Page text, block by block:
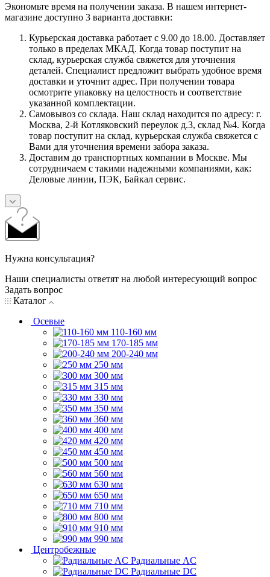
Экономьте время на получении заказа. В нашем интернет-
магазине доступно 3 варианта доставки:
Курьерская доставка работает с 9.00 до 18.00. Доставляет
только в пределах МКАД. Когда товар поступит на
склад, курьерская служба свяжется для уточнения
деталей. Специалист предложит выбрать удобное время
доставки и уточнит адрес. При получении товара
осмотрите упаковку на целостность и соответствие
указанной комплектации.
Самовывоз со склада. Наш склад находится по адресу: г.
Москва, 2-й Котляковский переулок д.3, склад №4. Когда
товар поступит на склад, курьерская служба свяжется с
Вами для уточнения времени забора заказа.
Доставим до транспортных компании в Москве. Мы
сотрудничаем с такими надежными компаниями, как:
Деловые линии, ПЭК, Байкал сервис.
Нужна консультация?
Наши специалисты ответят на любой интересующий вопрос
Задать вопрос
Каталог
Осевые
110-160 мм
170-185 мм
200-240 мм
250 мм
300 мм
315 мм
330 мм
350 мм
360 мм
400 мм
420 мм
450 мм
500 мм
560 мм
630 мм
650 мм
710 мм
800 мм
910 мм
990 мм
Центробежные
Радиальные AC
Радиальные DC